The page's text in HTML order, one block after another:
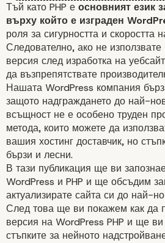
Тъй като PHP е основният език
върху който е изграден
роля за сигурността и скоростта
Следователно, ако не
версия след изработка на
да възпрепятствате
Нашата WordPress компания
защото надграждането до най-
всъщност не е особено труден
метода, които можете да
вашия хостинг доставчик, но
бързи и лесни.
В тази публикация ще ви
WordPress и PHP и ще обсъдим
актуализирате сайта си до най-
След това ще ви покажем как да
версия на WordPress PHP и ще
стъпките за нейното